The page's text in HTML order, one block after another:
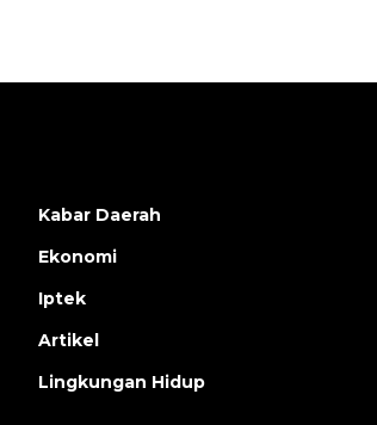
Kabar Daerah
Ekonomi
Iptek
Artikel
Lingkungan Hidup